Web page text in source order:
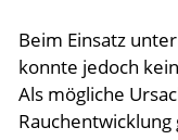
Beim Einsatz
konnte jedoch
Als mögliche